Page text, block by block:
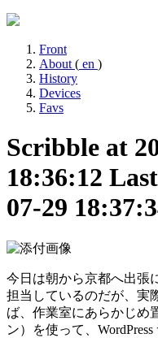
Front
About ( en )
History
Devices
Favs
Scribble at
18:36:12
07-29
今日は朝から京都へ出張
担当しているのだが、実
ば、作業室にあらかじめ
ン）を使って、